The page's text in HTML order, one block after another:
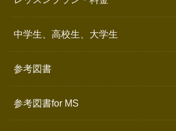
中学生、高校生、大学生
参考図書
参考図書for MS